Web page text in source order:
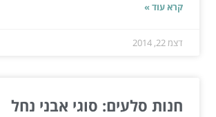
קרא עוד »
דצמ 22, 2014
חנות סלעים: סוגי אבני נחל